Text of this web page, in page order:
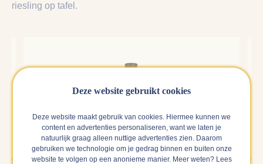
riesling op tafel.
Deze website gebruikt cookies
Deze website maakt gebruik van cookies. Hiermee kunnen we
content en advertenties personaliseren, want we laten je
natuurlijk graag alleen nuttige advertenties zien. Daarom
gebruiken we technologie om je gedrag binnen en buiten onze
website te volgen op een anonieme manier. Meer weten? Lees